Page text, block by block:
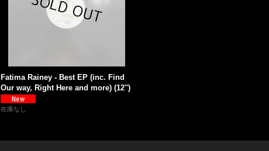
Fatima Rainey - Best EP (inc. Find
Our way, Right Here and more) (12'')
在庫なし